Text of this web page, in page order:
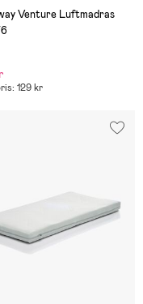
Venture Luftmadras
129 kr